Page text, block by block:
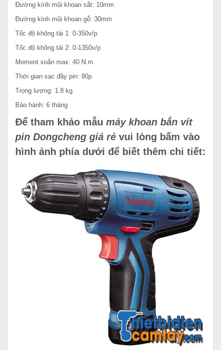
Đường kính mũi khoan sắt: 10mm
Đường kính mũi khoan gỗ: 30mm
Tốc độ không tải 1: 0-350v/p
Tốc độ không tải 2: 0-1350v/p
Moment xoắn max: 40 N.m
Thời gian sạc đầy pin: 90p
Trọng lượng: 1.8 kg
Bảo hành: 6 tháng
Để tham khảo mẫu máy khoan bắn vít
pin Dongcheng giá rẻ vui lòng bấm vào
hình ảnh phía dưới để biết thêm chi tiết: